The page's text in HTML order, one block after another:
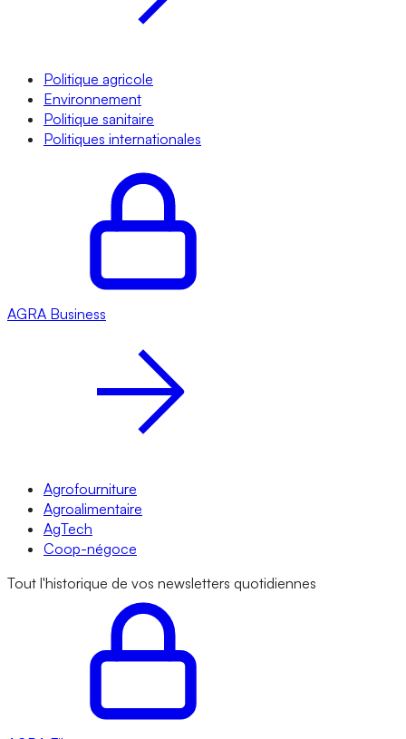
Politique agricole
Environnement
Politique sanitaire
Politiques internationales
AGRA Business
Agrofourniture
Agroalimentaire
AgTech
Coop-négoce
Tout l'historique de vos newsletters quotidiennes